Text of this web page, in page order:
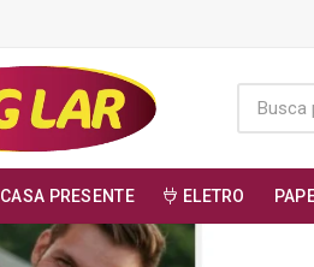
CASA PRESENTE ELETRO